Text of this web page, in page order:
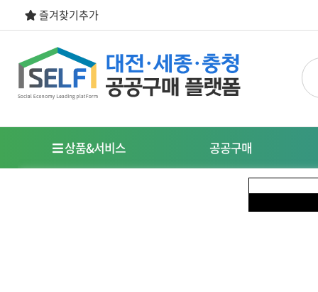
즐겨찾기추가
상품&서비스 공공구매
사회적경제기업이란?